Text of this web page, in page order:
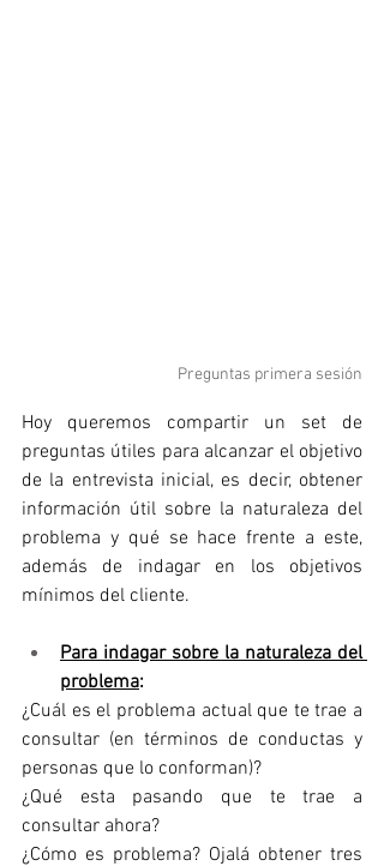
Preguntas primera sesión
Hoy queremos compartir un set de
preguntas útiles para alcanzar el objetivo
de la entrevista inicial, es decir, obtener
información útil sobre la naturaleza del
problema y qué se hace frente a este,
además de indagar en los objetivos
mínimos del cliente.
Para indagar sobre la naturaleza del
problema:
¿Cuál es el problema actual que te trae a
consultar (en términos de conductas y
personas que lo conforman)?
¿Qué esta pasando que te trae a
consultar ahora?
¿Cómo es problema? Ojalá obtener tres